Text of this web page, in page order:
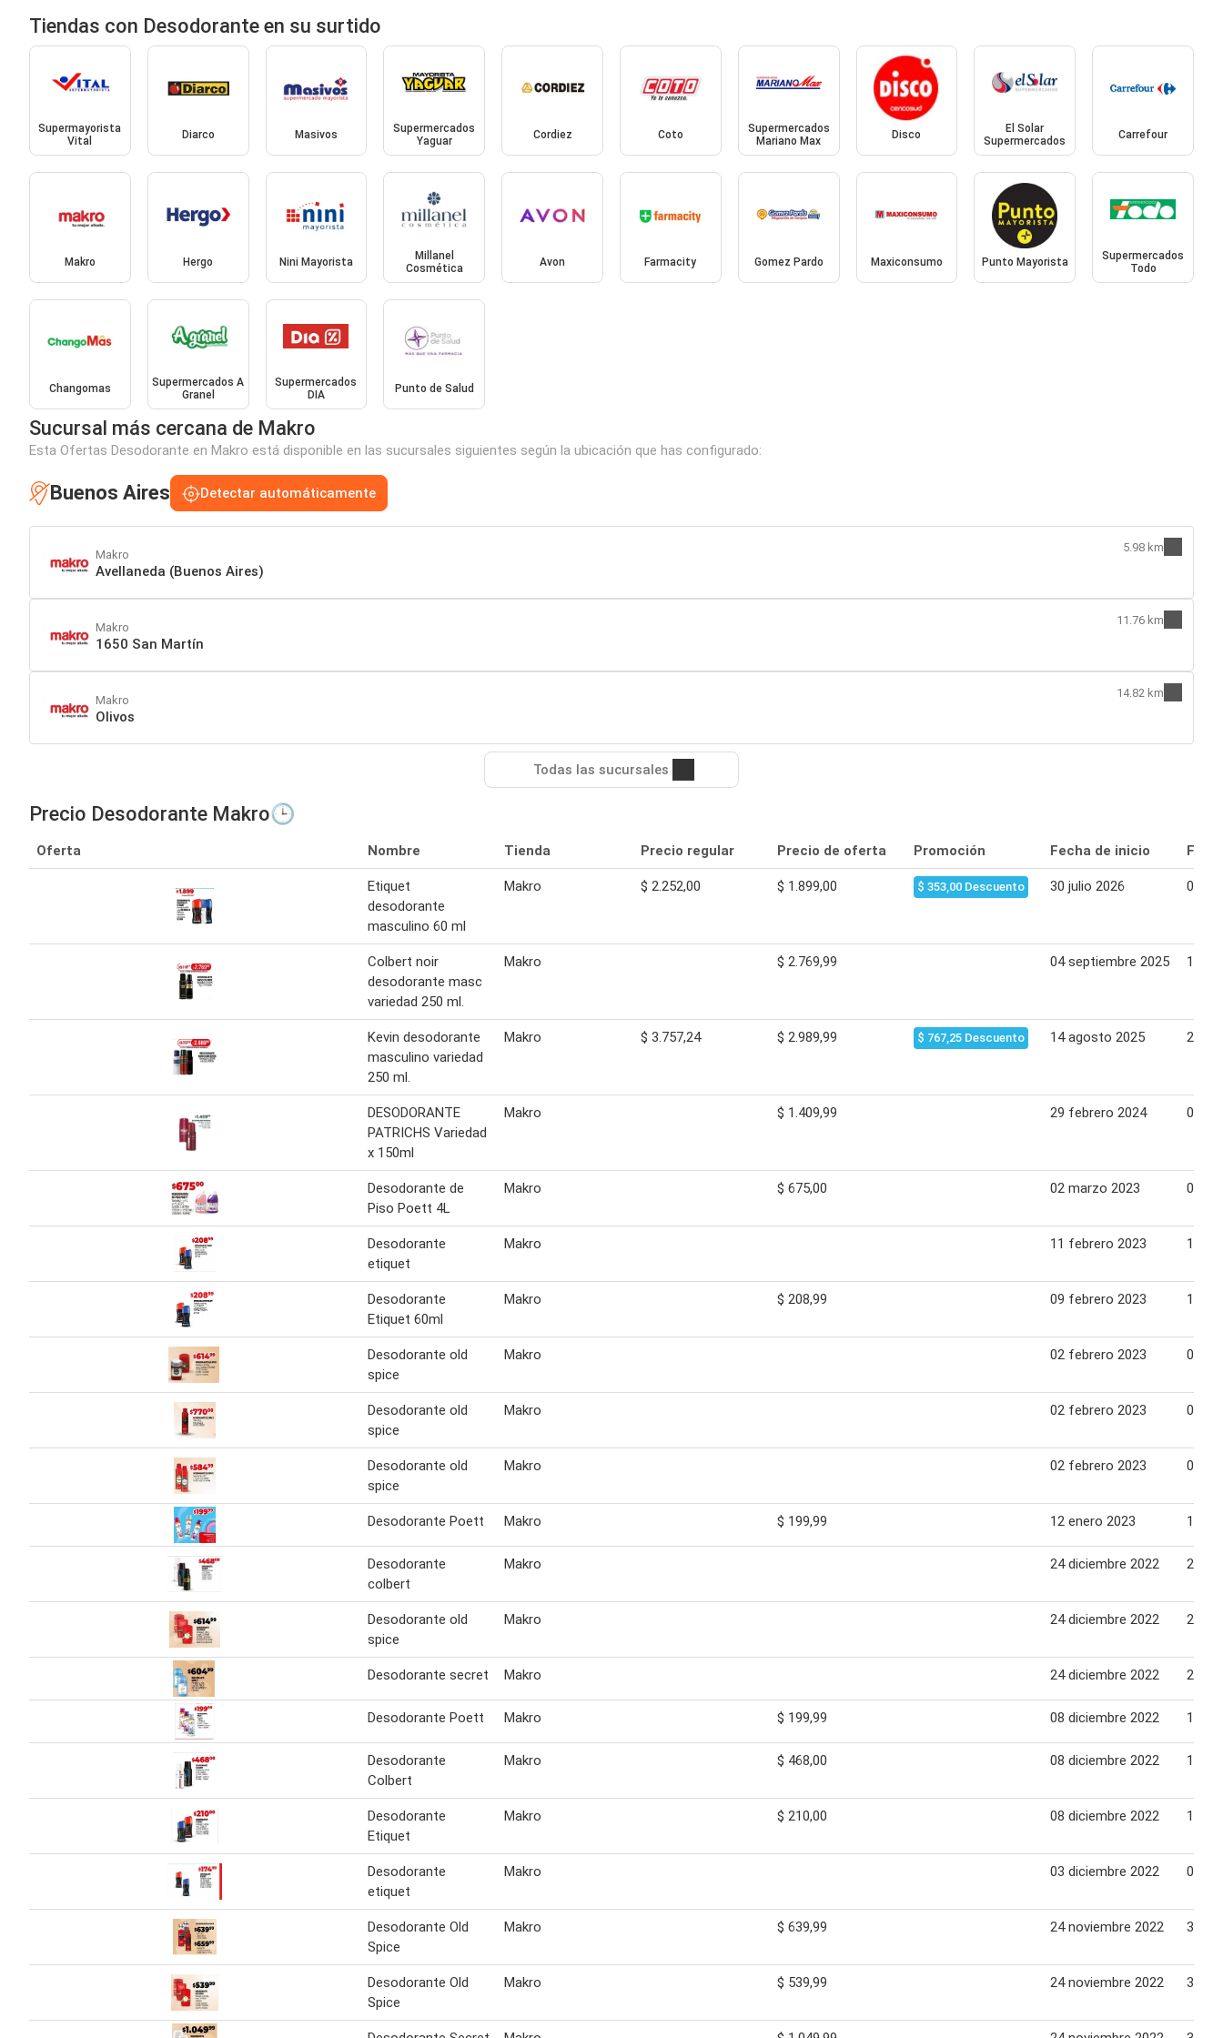
Tiendas con Desodorante en su surtido
Supermayorista
Vital
Diarco Masivos
Supermercados
Yaguar
Cordiez Coto
Supermercados
Mariano Max
Disco
El Solar
Supermercados
Carrefour
Makro Hergo Nini Mayorista
Millanel
Cosmética
Avon Farmacity Gomez Pardo Maxiconsumo Punto Mayorista
Supermercados
Todo
Changomas
Supermercados A
Granel
Supermercados
DIA
Punto de Salud
Sucursal más cercana de Makro
Esta Ofertas Desodorante en Makro está disponible en las sucursales siguientes según la ubicación que has configurado:
Buenos Aires Detectar automáticamente
Makro
Avellaneda (Buenos Aires)
5.98 km
Makro
1650 San Martín
11.76 km
Makro
Olivos
14.82 km
Todas las sucursales
Precio Desodorante Makro🕒
Oferta Nombre Tienda Precio regular Precio de oferta Promoción Fecha de inicio
Etiquet
desodorante
masculino 60 ml
Makro $ 2.252,00 $ 1.899,00 $ 353,00 Descuento 30 julio 2026 05
Colbert noir
desodorante masc
variedad 250 ml.
Makro $ 2.769,99 04 septiembre 2025 10
Kevin desodorante
masculino variedad
250 ml.
Makro $ 3.757,24 $ 2.989,99 $ 767,25 Descuento 14 agosto 2025 20
DESODORANTE
PATRICHS Variedad
x 150ml
Makro $ 1.409,99 29 febrero 2024 06
Desodorante de
Piso Poett 4L
Makro $ 675,00 02 marzo 2023 08
Desodorante
etiquet
Makro 11 febrero 2023 15
Desodorante
Etiquet 60ml
Makro $ 208,99 09 febrero 2023 15
Desodorante old
spice
Makro 02 febrero 2023 08
Desodorante old
spice
Makro 02 febrero 2023 08
Desodorante old
spice
Makro 02 febrero 2023 08
Desodorante Poett Makro $ 199,99 12 enero 2023 18
Desodorante
colbert
Makro 24 diciembre 2022 28
Desodorante old
spice
Makro 24 diciembre 2022 28
Desodorante secret Makro 24 diciembre 2022 28
Desodorante Poett Makro $ 199,99 08 diciembre 2022 14
Desodorante
Colbert
Makro $ 468,00 08 diciembre 2022 14
Desodorante
Etiquet
Makro $ 210,00 08 diciembre 2022 14
Desodorante
etiquet
Makro 03 diciembre 2022 07
Desodorante Old
Spice
Makro $ 639,99 24 noviembre 2022 30
Desodorante Old
Spice
Makro $ 539,99 24 noviembre 2022 30